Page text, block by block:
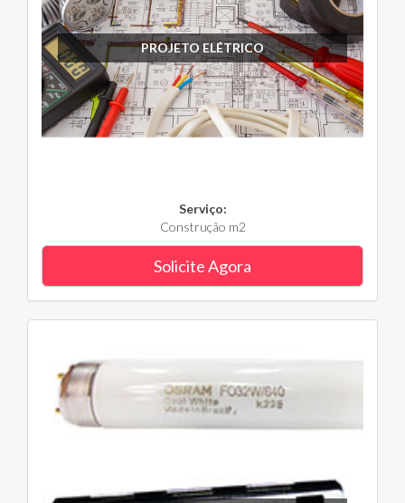
PROJETO ELÉTRICO
Serviço:
Construção m2
Solicite Agora